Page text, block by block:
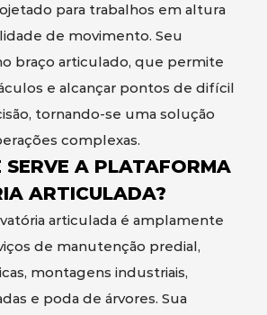
para trabalhos em altura
de movimento. Seu
braço articulado, que permite
e alcançar pontos de difícil
tornando-se uma solução
complexas.
SERVE A PLATAFORMA
ARTICULADA?
articulada é amplamente
de manutenção predial,
montagens industriais,
e poda de árvores. Sua